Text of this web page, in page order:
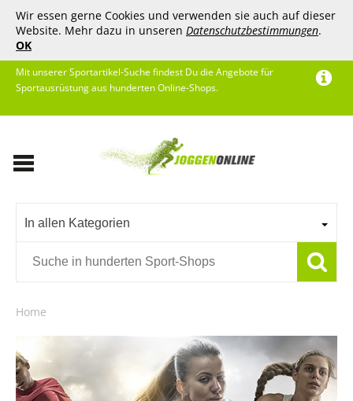
Wir essen gerne Cookies und verwenden sie auch auf dieser
Website. Mehr dazu in unseren Datenschutzbestimmungen.
OK
Mit unserer Sportartikel-Suche findest Du die Angebote für
Sportausrüstung aus hunderten Online-Shops.
In allen Kategorien
Home